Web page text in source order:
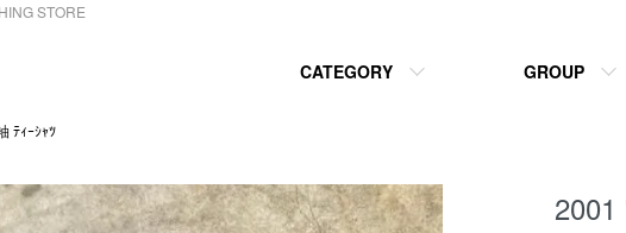
STORE
CATEGORY GROUP
ﾃｨｰｼｬﾂ